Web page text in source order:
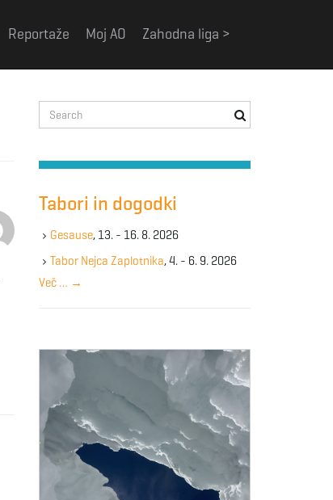
Reportaže Moj AO Zahodna liga >
e
r
h
e
w
o
r
Tabori in dogodki
Gesause, 13. - 16. 8. 2026
Tabor Nejca Zaplotnika, 4. - 6. 9. 2026
Več … →